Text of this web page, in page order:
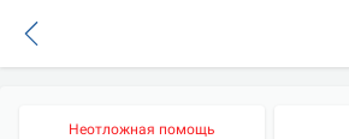
Неотложная помощь